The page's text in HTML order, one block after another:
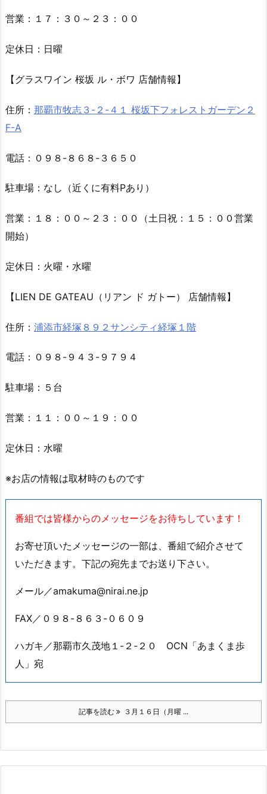
営業：１７：３０～２３：００
定休日：日曜
【グラスワイン 桜坂 ル・ボワ 店舗情報】
住所： 那覇市牧志３-２-４１ 桜坂下フォレストガーデン２
F-A
電話：０９８-８６８-３６５０
駐車場：なし（近くに有料Pあり）
営業：１８：００～２３：００（土日祝：１５：００営業
開始）
定休日：火曜・水曜
【LIEN DE GATEAU（リアン ド ガトー） 店舗情報】
住所： 浦添市経塚８９２サンシティ経塚１階
電話：０９８-９４３-９７９４
駐車場：５台
営業：１１：００～１９：００
定休日：水曜
※お店の情報は取材時のものです
番組では皆様からのメッセージをお待ちしています！
お寄せ頂いたメッセージの一部は、番組で紹介させて
いただきます。下記の宛先までお送り下さい。
メール／amakuma@nirai.ne.jp
FAX／０９８-８６３-０６０９
ハガキ／那覇市久茂地１-２-２０ OCN「あまくま歩
人」宛
記事を読む ３月１６日（月曜 ...